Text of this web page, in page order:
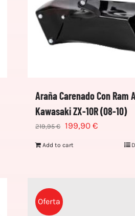
Araña Carenado Con Ram
Kawasaki ZX-10R (08-10)
219,95€ 199,90€
Add to cart
Oferta